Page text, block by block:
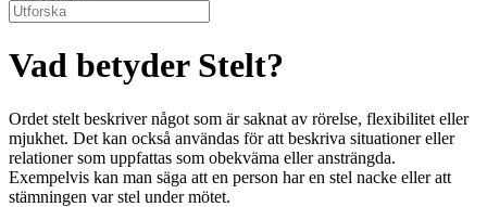
Vad betyder Stelt?
Ordet stelt beskriver något som är saknat av rörelse, flexibilitet eller
mjukhet. Det kan också användas för att beskriva situationer eller
relationer som uppfattas som obekväma eller ansträngda.
Exempelvis kan man säga att en person har en stel nacke eller att
stämningen var stel under mötet.